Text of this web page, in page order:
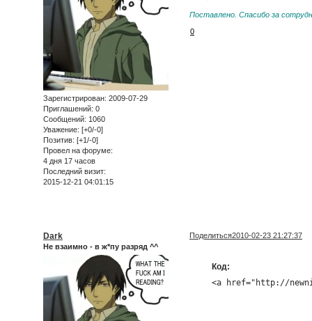
Зарегистрирован: 2009-07-29
Приглашений: 0
Сообщений: 1060
Уважение: [+0/-0]
Позитив: [+1/-0]
Провел на форуме:
4 дня 17 часов
Последний визит:
2015-12-21 04:01:15
Поставлено. Спасибо за
0
Поделиться2010-02-23 21:27:37
Dark
Не взаимно - в ж*пу разряд ^^
Код:
<a href="http://